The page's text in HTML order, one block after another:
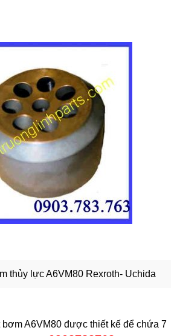
thủy lực A6VM80 Rexroth- Uchida
A6VM80 được thiết kế để chứa 7